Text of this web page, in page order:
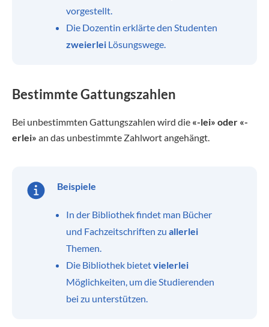
vorgestellt.
Die Dozentin erklärte den Studenten
zweierlei Lösungswege.
Bestimmte Gattungszahlen
Bei unbestimmten Gattungszahlen wird die «-lei» oder «-
erlei» an das unbestimmte Zahlwort angehängt.
Beispiele
In der Bibliothek findet man Bücher
und Fachzeitschriften zu allerlei
Themen.
Die Bibliothek bietetvielerlei
Möglichkeiten, um die Studierenden
bei zu unterstützen.